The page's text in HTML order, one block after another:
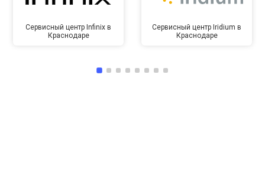
Сервисный центр Infinix в
Краснодаре
Сервисный центр Iridium в
Краснодаре